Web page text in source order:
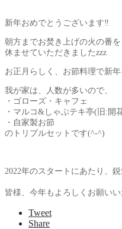
新年おめでとうございます‼️
朝方までお焚き上げの火の番
休ませていただきましたzzz
お正月らしく、お節料理で新
我が家は、人数が多いので、
・ゴローズ・キャフェ
・マルコ&しゃぶテキ亭(旧:開
・自家製お節
のトリプルセットです(^-^)
2022年のスタートにあたり、鋭
皆様、今年もよろしくお願い
Tweet
Share